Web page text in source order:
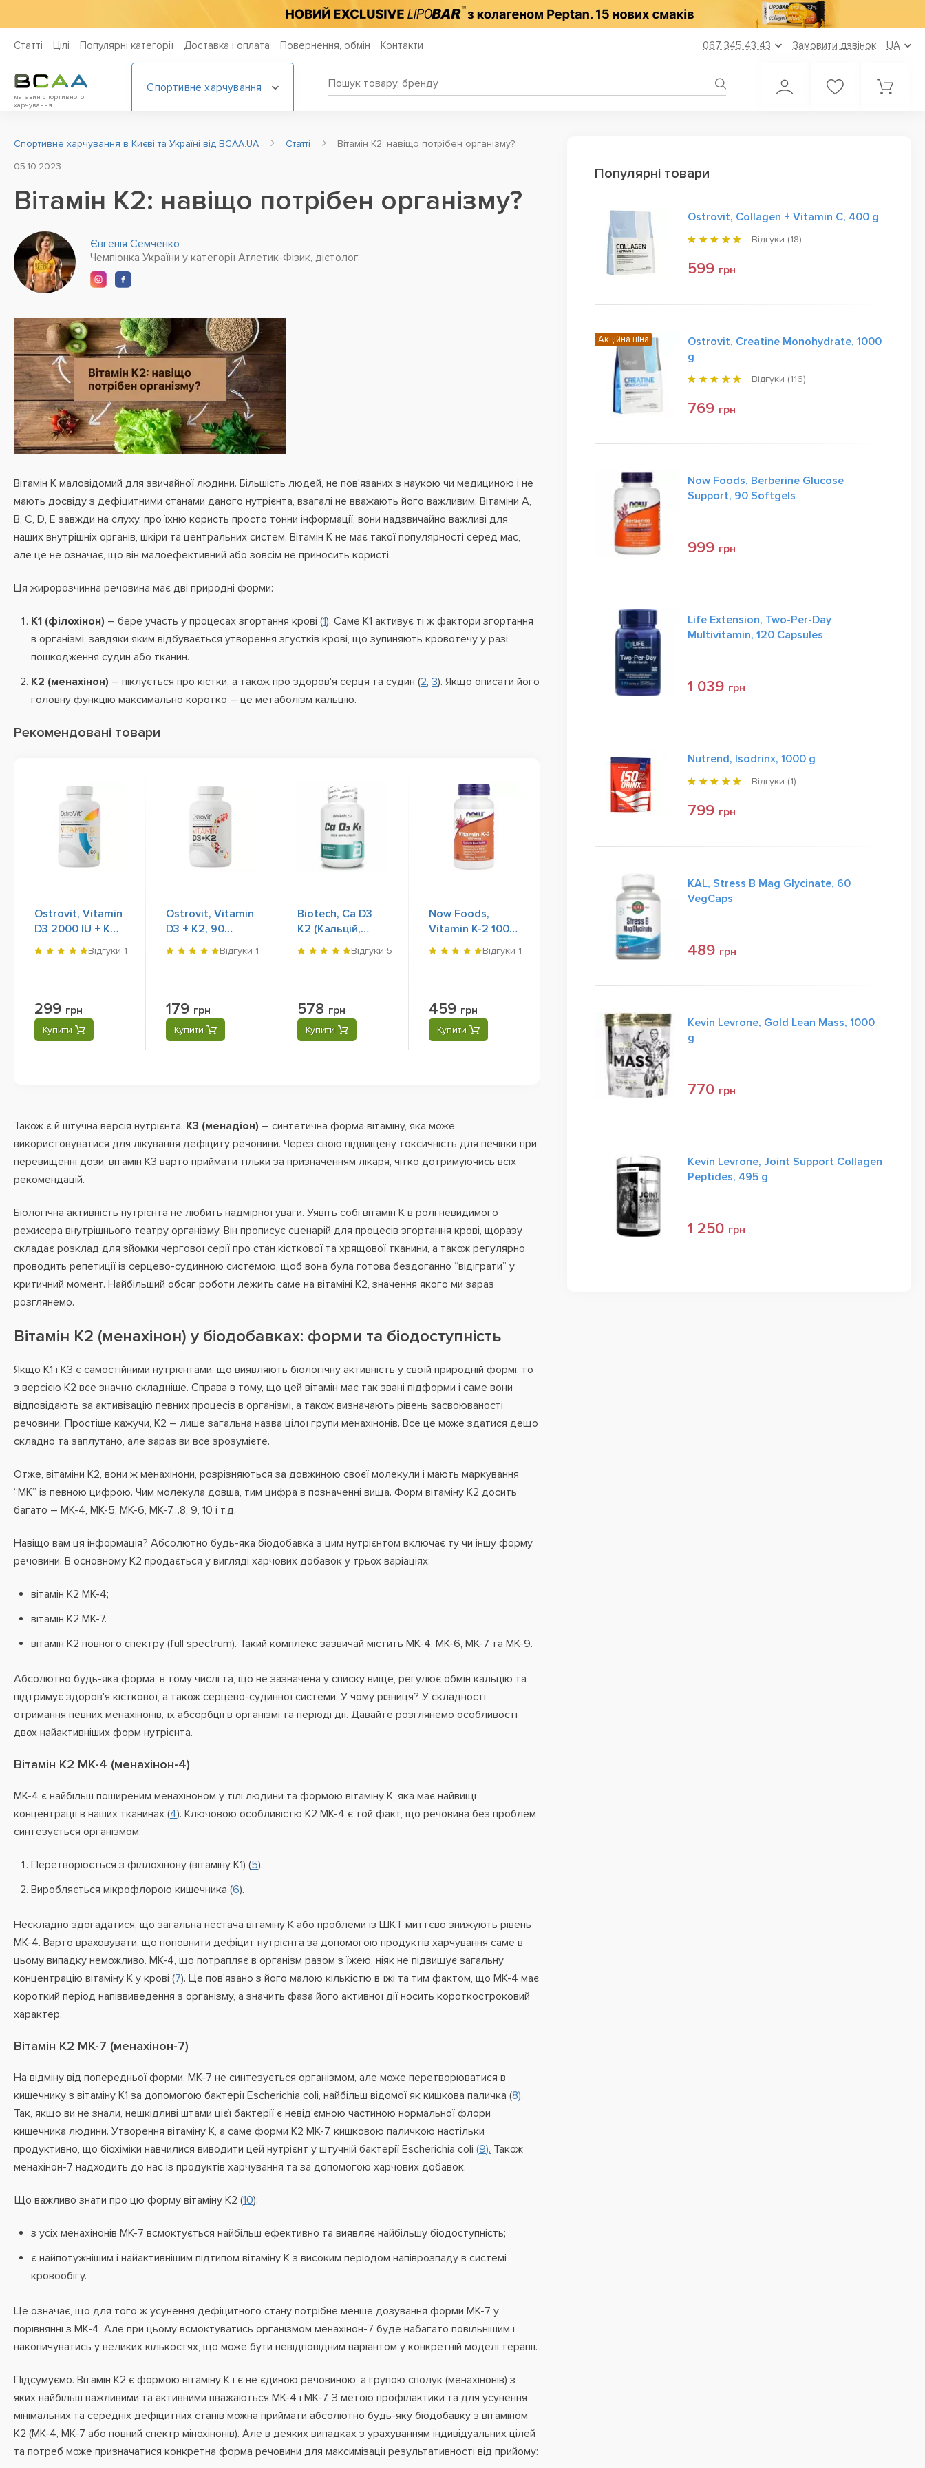
Статті Цiлi Популярні категорії Доставка і оплата Повернення, обмін Контакти 067 345 43 43 Замовити дзвінок UA
магазин спортивного
харчування
Спортивне харчування
Спортивне харчування в Києві та Україні від BCAA.UA Статті
Вітамін К2: навіщо потрібен організму?
05.10.2023
Вітамін К2: навіщо потрібен організму?
Євгенія Семченко
Чемпіонка України у категорії Атлетик-Фізик, дієтолог.
Вітамін К маловідомий для звичайної людини. Більшість людей, не пов'язаних з наукою чи медициною і не
мають досвіду з дефіцитними станами даного нутрієнта, взагалі не вважають його важливим. Вітаміни A,
B, C, D, E завжди на слуху, про їхню користь просто тонни інформації, вони надзвичайно важливі для
наших внутрішніх органів, шкіри та центральних систем. Вітамін К не має такої популярності серед мас,
але це не означає, що він малоефективний або зовсім не приносить користі.
Ця жиророзчинна речовина має дві природні форми:
K1 (філохінон) – бере участь у процесах згортання крові (1). Саме К1 активує ті ж фактори згортання
в організмі, завдяки яким відбувається утворення згустків крові, що зупиняють кровотечу у разі
пошкодження судин або тканин.
K2 (менахінон) – піклується про кістки, а також про здоров'я серця та судин (2, 3). Якщо описати його
головну функцію максимально коротко – це метаболізм кальцію.
Рекомендовані товари
Ostrovit, Vitamin
D3 2000 IU + K2
MK-7 + Vitamin C
Відгуки 1
299 грн
Купити
Ostrovit, Vitamin
D3 + K2, 90
Tablets
Відгуки 1
179 грн
Купити
Biotech, Ca D3
K2 (Кальцій,
Вітамін Д,
Вітамін К), 90
Відгуки 5
578 грн
Купити
Now Foods,
Vitamin K-2 100
mcg, 100 VegВідгуки 1
459 грн
Купити
Також є й штучна версія нутрієнта. K3 (менадіон) – синтетична форма вітаміну, яка може
використовуватися для лікування дефіциту речовини. Через свою підвищену токсичність для печінки при
перевищенні дози, вітамін К3 варто приймати тільки за призначенням лікаря, чітко дотримуючись всіх
рекомендацій.
Біологічна активність нутрієнта не любить надмірної уваги. Уявіть собі вітамін К в ролі невидимого
режисера внутрішнього театру організму. Він прописує сценарій для процесів згортання крові, щоразу
складає розклад для зйомки чергової серії про стан кісткової та хрящової тканини, а також регулярно
проводить репетиції із серцево-судинною системою, щоб вона була готова бездоганно “відіграти” у
критичний момент. Найбільший обсяг роботи лежить саме на вітаміні К2, значення якого ми зараз
розглянемо.
Вітамін К2 (менахінон) у біодобавках: форми та біодоступність
Якщо К1 і К3 є самостійними нутрієнтами, що виявляють біологічну активність у своїй природній формі, то
з версією К2 все значно складніше. Справа в тому, що цей вітамін має так звані підформи і саме вони
відповідають за активізацію певних процесів в організмі, а також визначають рівень засвоюваності
речовини. Простіше кажучи, К2 – лише загальна назва цілої групи менахінонів. Все це може здатися дещо
складно та заплутано, але зараз ви все зрозумієте.
Отже, вітаміни К2, вони ж менахінони, розрізняються за довжиною своєї молекули і мають маркування
“MK” із певною цифрою. Чим молекула довша, тим цифра в позначенні вища. Форм вітаміну К2 досить
багато – MK-4, MK-5, MK-6, MK-7…8, 9, 10 і т.д.
Навіщо вам ця інформація? Абсолютно будь-яка біодобавка з цим нутрієнтом включає ту чи іншу форму
речовини. В основному К2 продається у вигляді харчових добавок у трьох варіаціях:
вітамін К2 МК-4;
вітамін К2 МК-7.
вітамін К2 повного спектру (full spectrum). Такий комплекс зазвичай містить MK-4, MK-6, MK-7 та MK-9.
Абсолютно будь-яка форма, в тому числі та, що не зазначена у списку вище, регулює обмін кальцію та
підтримує здоров'я кісткової, а також серцево-судинної системи. У чому різниця? У складності
отримання певних менахінонів, їх абсорбції в організмі та періоді дії. Давайте розглянемо особливості
двох найактивніших форм нутрієнта.
Вітамін К2 МК-4 (менахінон-4)
MK-4 є найбільш поширеним менахіноном у тілі людини та формою вітаміну К, яка має найвищі
концентрації в наших тканинах (4). Ключовою особливістю К2 МК-4 є той факт, що речовина без проблем
синтезується організмом:
Перетворюється з філлохінону (вітаміну К1) (5).
Виробляється мікрофлорою кишечника (6).
Нескладно здогадатися, що загальна нестача вітаміну К або проблеми із ШКТ миттєво знижують рівень
МК-4. Варто враховувати, що поповнити дефіцит нутрієнта за допомогою продуктів харчування саме в
цьому випадку неможливо. МК-4, що потрапляє в організм разом з їжею, ніяк не підвищує загальну
концентрацію вітаміну К у крові (7). Це пов'язано з його малою кількістю в їжі та тим фактом, що MK-4 має
короткий період напіввиведення з організму, а значить фаза його активної дії носить короткостроковий
характер.
Вітамін К2 МК-7 (менахінон-7)
На відміну від попередньої форми, МК-7 не синтезується організмом, але може перетворюватися в
кишечнику з вітаміну К1 за допомогою бактерії Escherichia coli, найбільш відомої як кишкова паличка (8).
Так, якщо ви не знали, нешкідливі штами цієї бактерії є невід'ємною частиною нормальної флори
кишечника людини. Утворення вітаміну К, а саме форми К2 МК-7, кишковою паличкою настільки
продуктивно, що біохіміки навчилися виводити цей нутрієнт у штучній бактерії Escherichia coli (9). Також
менахінон-7 надходить до нас із продуктів харчування та за допомогою харчових добавок.
Що важливо знати про цю форму вітаміну К2 (10):
з усіх менахінонів МК-7 всмоктується найбільш ефективно та виявляє найбільшу біодоступність;
є найпотужнішим і найактивнішим підтипом вітаміну К з високим періодом напіврозпаду в системі
кровообігу.
Це означає, що для того ж усунення дефіцитного стану потрібне менше дозування форми МК-7 у
порівнянні з МК-4. Але при цьому всмоктуватись організмом менахінон-7 буде набагато повільнішим і
накопичуватись у великих кількостях, що може бути невідповідним варіантом у конкретній моделі терапії.
Підсумуємо. Вітамін К2 є формою вітаміну К і є не єдиною речовиною, а групою сполук (менахінонів) з
яких найбільш важливими та активними вважаються МК-4 і МК-7. З метою профілактики та для усунення
мінімальних та середніх дефіцитних станів можна приймати абсолютно будь-яку біодобавку з вітаміном
К2 (МК-4, МК-7 або повний спектр мінохінонів). Але в деяких випадках з урахуванням індивідуальних цілей
та потреб може призначатися конкретна форма речовини для максимізації результативності від прийому:
Популярні товари
Ostrovit, Collagen + Vitamin C, 400 g
Відгуки (18)
599 грн
Ostrovit, Creatine Monohydrate, 1000
g
Відгуки (116)
769 грн
Акційна ціна
Now Foods, Berberine Glucose
Support, 90 Softgels
999 грн
Life Extension, Two-Per-Day
Multivitamin, 120 Capsules
1 039 грн
Nutrend, Isodrinx, 1000 g
Відгуки (1)
799 грн
KAL, Stress B Mag Glycinate, 60
VegCaps
489 грн
Kevin Levrone, Gold Lean Mass, 1000
g
770 грн
Kevin Levrone, Joint Support Collagen
Peptides, 495 g
1 250 грн